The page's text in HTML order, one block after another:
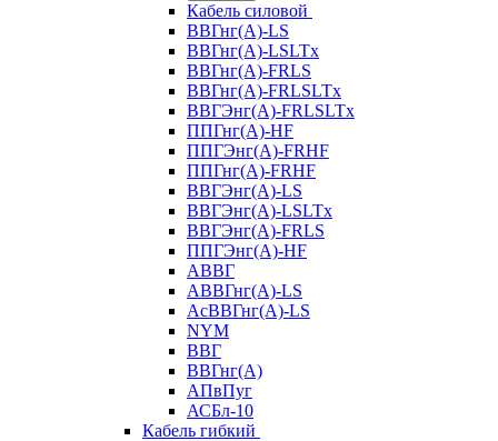
Кабель силовой
ВВГнг(А)-LS
ВВГнг(А)-LSLTx
ВВГнг(А)-FRLS
ВВГнг(А)-FRLSLTx
ВВГЭнг(А)-FRLSLTx
ППГнг(А)-HF
ППГЭнг(А)-FRHF
ППГнг(А)-FRHF
ВВГЭнг(А)-LS
ВВГЭнг(А)-LSLTx
ВВГЭнг(А)-FRLS
ППГЭнг(А)-HF
АВВГ
АВВГнг(А)-LS
АсВВГнг(А)-LS
NYM
ВВГ
ВВГнг(А)
АПвПуг
АСБл-10
Кабель гибкий